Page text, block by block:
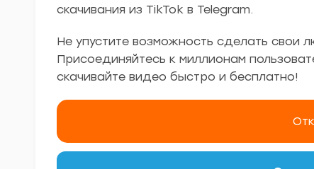
скачивания из TikTok в Telegram.
Не упустите возможность сделать свои
Присоединяйтесь к миллионам
скачивайте видео быстро и бесплатно!